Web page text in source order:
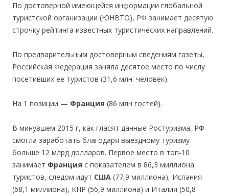
По достоверной имеющейся информации глобальной
туристской организации (ЮНВТО), РФ занимает десятую
строчку рейтинга известных туристических направлений.
По предварительным достоверным сведениям газеты,
Российская Федерация заняла десятое место по числу
посетивших ее туристов (31,6 млн. человек).
На 1 позиции — Франция (86 млн гостей).
В минувшем 2015 г, как гласят данные Ростуризма, РФ
смогла заработать благодаря выездному туризму
больше 12 млрд долларов. Первое место в топ-10
занимает Франция с показателем в 86,3 миллиона
туристов, следом идут США (77,9 миллиона), Испания
(68,1 миллиона), КНР (56,9 миллиона) и Италия (50,8